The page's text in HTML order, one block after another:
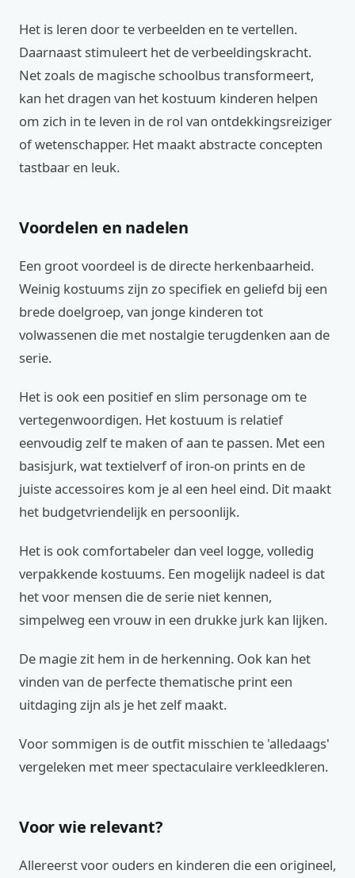
Het is leren door te verbeelden en te vertellen.
Daarnaast stimuleert het de verbeeldingskracht.
Net zoals de magische schoolbus transformeert,
kan het dragen van het kostuum kinderen helpen
om zich in te leven in de rol van ontdekkingsreiziger
of wetenschapper. Het maakt abstracte concepten
tastbaar en leuk.
Voordelen en nadelen
Een groot voordeel is de directe herkenbaarheid.
Weinig kostuums zijn zo specifiek en geliefd bij een
brede doelgroep, van jonge kinderen tot
volwassenen die met nostalgie terugdenken aan de
serie.
Het is ook een positief en slim personage om te
vertegenwoordigen. Het kostuum is relatief
eenvoudig zelf te maken of aan te passen. Met een
basisjurk, wat textielverf of iron-on prints en de
juiste accessoires kom je al een heel eind. Dit maakt
het budgetvriendelijk en persoonlijk.
Het is ook comfortabeler dan veel logge, volledig
verpakkende kostuums. Een mogelijk nadeel is dat
het voor mensen die de serie niet kennen,
simpelweg een vrouw in een drukke jurk kan lijken.
De magie zit hem in de herkenning. Ook kan het
vinden van de perfecte thematische print een
uitdaging zijn als je het zelf maakt.
Voor sommigen is de outfit misschien te 'alledaags'
vergeleken met meer spectaculaire verkleedkleren.
Voor wie relevant?
Allereerst voor ouders en kinderen die een origineel,